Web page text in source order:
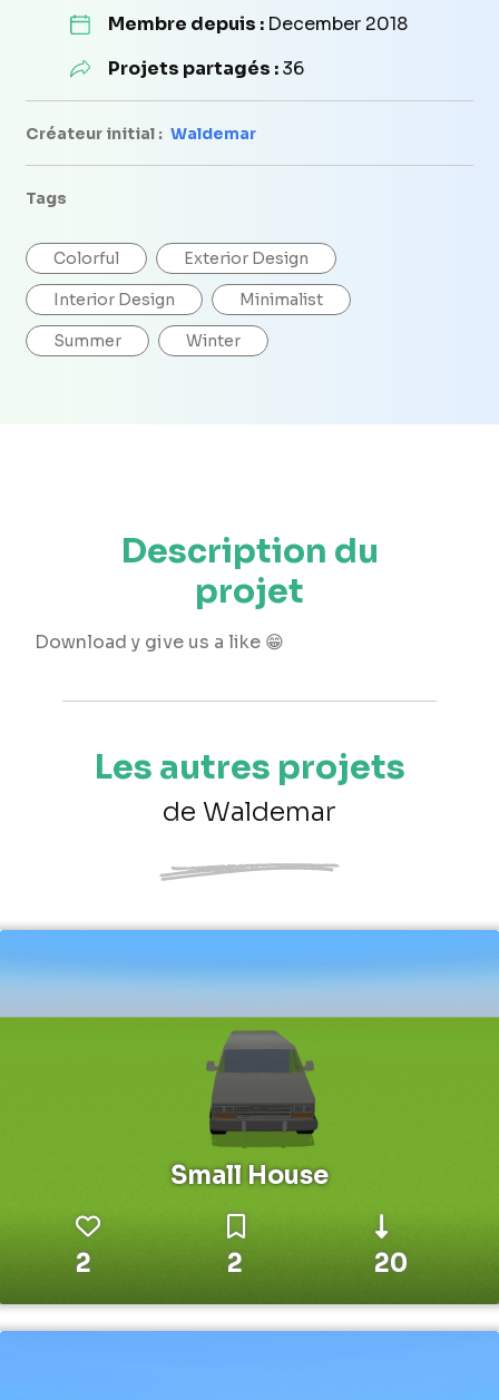
Membre depuis : December 2018
Projets partagés :36
Créateur initial : Waldemar
Tags
Colorful Exterior Design
Interior Design Minimalist
Summer Winter
Description du
projet
Download y give us a like 😁
Les autres projets
de Waldemar
Small House
2 2 20